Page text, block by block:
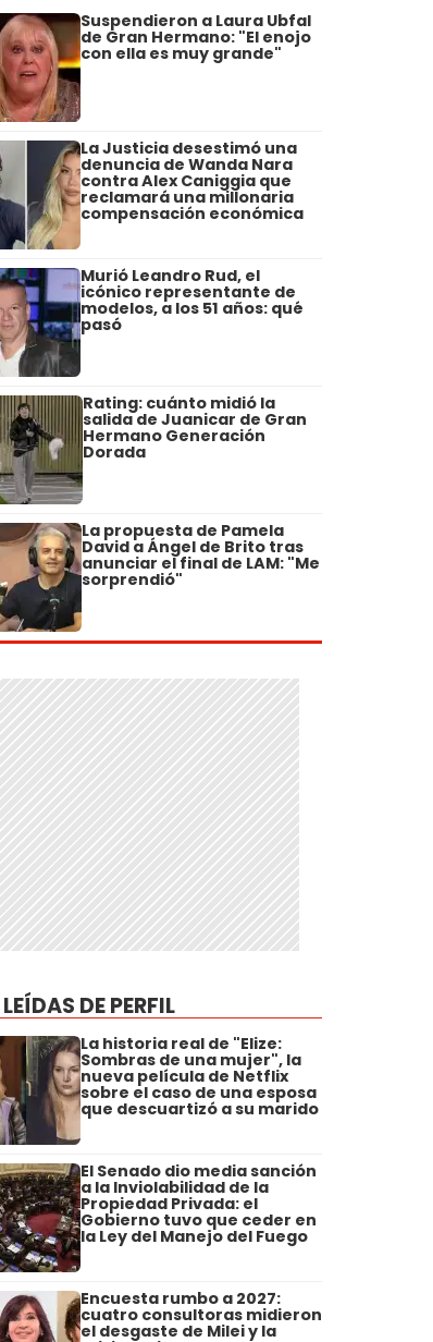
Suspendieron a Laura Ubfal
de Gran Hermano: "El enojo
con ella es muy grande"
La Justicia desestimó una
denuncia de Wanda Nara
contra Alex Caniggia que
reclamará una millonaria
compensación económica
Murió Leandro Rud, el
icónico representante de
modelos, a los 51 años: qué
pasó
Rating: cuánto midió la
salida de Juanicar de Gran
Hermano Generación
Dorada
La propuesta de Pamela
David a Ángel de Brito tras
anunciar el final de LAM: "Me
sorprendió"
DE PERFIL
La historia real de "Elize:
Sombras de una mujer", la
nueva película de Netflix
sobre el caso de una esposa
que descuartizó a su marido
El Senado dio media sanción
a la Inviolabilidad de la
Propiedad Privada: el
Gobierno tuvo que ceder en
la Ley del Manejo del Fuego
Encuesta rumbo a 2027:
cuatro consultoras midieron
el desgaste de Milei y la